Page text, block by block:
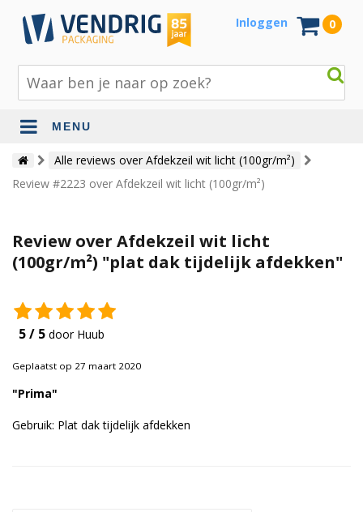
Inloggen 0
MENU
Beschermingsmateriaal
Bouw- en tuinmaterialen
Jute en lopers
Tape en stickers
Alle reviews over Afdekzeil wit licht (100gr/m²)
Review #2223 over Afdekzeil wit licht (100gr/m²)
Review over Afdekzeil wit licht
(100gr/m²) "plat dak tijdelijk afdekken"
5 / 5 door Huub
Geplaatst op 27 maart 2020
"Prima"
Gebruik: Plat dak tijdelijk afdekken